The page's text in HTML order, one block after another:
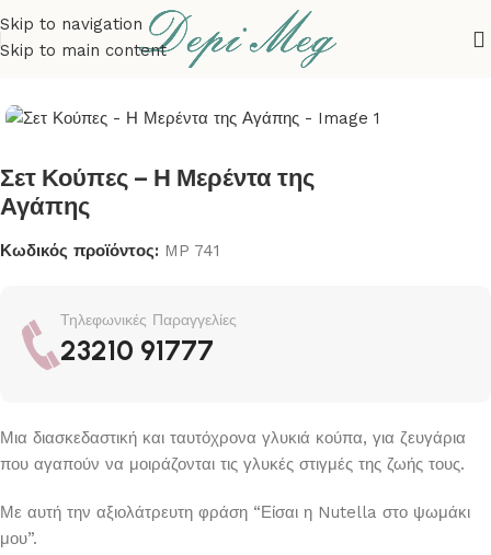
Skip to navigation
Skip to main content
ΠΡΟΣΩΠΟΠΟΙΗΜΕΝΑ ΔΩΡΑ ΚΟΥΠΕΣ
Σετ Κούπες – Η Μερέντα της
Αγάπης
Κωδικός προϊόντος: MP 741
Τηλεφωνικές Παραγγελίες
23210 91777
Μια διασκεδαστική και ταυτόχρονα γλυκιά κούπα, για ζευγάρια
που αγαπούν να μοιράζονται τις γλυκές στιγμές της ζωής τους.
Με αυτή την αξιολάτρευτη φράση “Είσαι η Nutella στο ψωμάκι
μου”.